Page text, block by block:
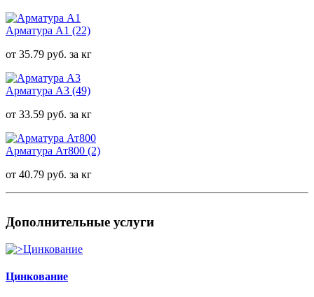
Арматура А1 (22)
от 35.79 руб. за кг
Арматура А3 (49)
от 33.59 руб. за кг
Арматура Ат800 (2)
от 40.79 руб. за кг
Дополнительные услуги
Цинкование